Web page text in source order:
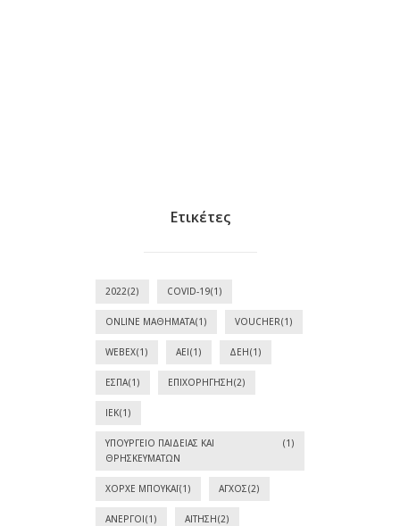
Ετικέτες
2022(2) COVID-19(1)
ONLINE ΜΑΘΉΜΑΤΑ(1) VOUCHER(1)
WEBEX(1) ΑΕΙ(1) ΔΕΗ(1)
ΕΣΠΑ(1) ΕΠΙΧΟΡΉΓΗΣΗ(2)
ΙΕΚ(1)
ΥΠΟΥΡΓΕΊΟ ΠΑΙΔΕΊΑΣ ΚΑΙ
ΘΡΗΣΚΕΥΜΆΤΩΝ
(1)
ΧΌΡΧΕ ΜΠΟΥΚΆΙ(1) ΆΓΧΟΣ(2)
ΆΝΕΡΓΟΙ(1) ΑΊΤΗΣΗ(2)